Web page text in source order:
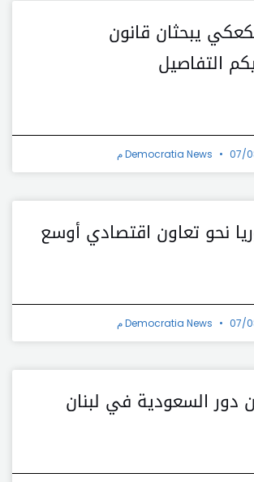
يبحثان قانون
التفاصيل
Democratia News 07/
نحو تعاون اقتصادي أوسع
Democratia News 07/
دور السعودية في لبنان